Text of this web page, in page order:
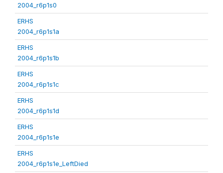
2004_r6p1s0
ERHS
2004_r6p1s1a
ERHS
2004_r6p1s1b
ERHS
2004_r6p1s1c
ERHS
2004_r6p1s1d
ERHS
2004_r6p1s1e
ERHS
2004_r6p1s1e_LeftDied